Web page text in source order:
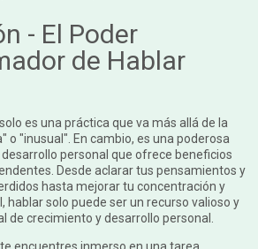
- El Poder
de Hablar
es una práctica que va más allá de la
o "inusual". En cambio, es una poderosa
personal que ofrece beneficios
Desde aclarar tus pensamientos y
hasta mejorar tu concentración y
hablar solo puede ser un recurso valioso y
de crecimiento y desarrollo personal.